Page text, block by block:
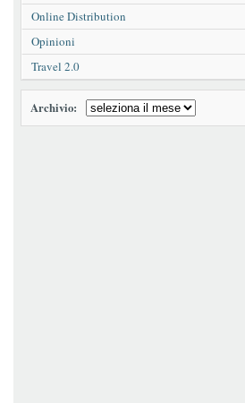
Online Distribution
Opinioni
Travel 2.0
Archivio: